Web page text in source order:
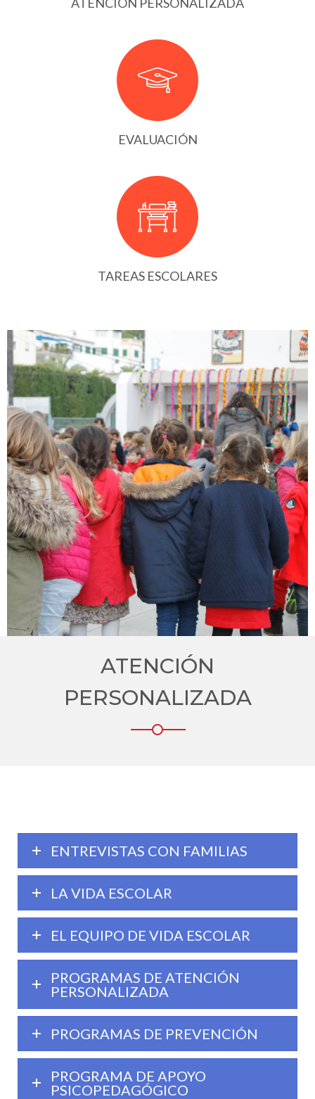
EVALUACIÓN
TAREAS ESCOLARES
ATENCIÓN
PERSONALIZADA
ENTREVISTAS CON FAMILIAS
LA VIDA ESCOLAR
EL EQUIPO DE VIDA ESCOLAR
PROGRAMAS DE ATENCIÓN
PERSONALIZADA
PROGRAMAS DE PREVENCIÓN
PROGRAMA DE APOYO
PSICOPEDAGÓGICO